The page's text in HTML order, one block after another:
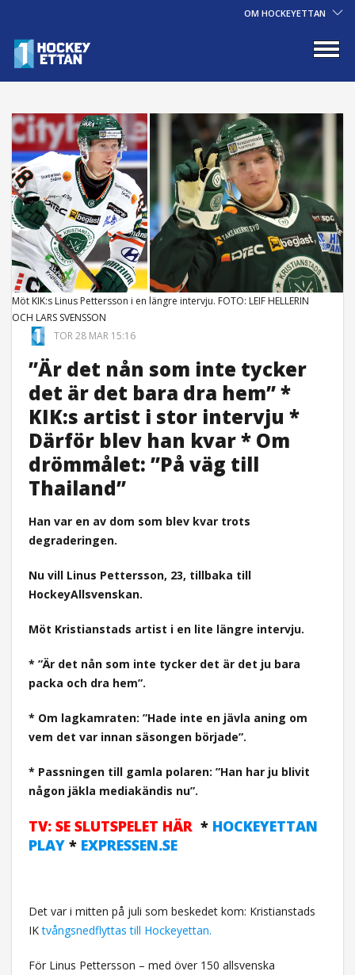
OM HOCKEYETTAN
Möt KIK:s Linus Pettersson i en längre intervju. FOTO: LEIF HELLERIN
OCH LARS SVENSSON
TOR 28 MAR 15:16
”Är det nån som inte tycker
det är det bara dra hem” *
KIK:s artist i stor intervju *
Därför blev han kvar * Om
drömmålet: ”På väg till
Thailand”
Han var en av dom som blev kvar trots
degraderingen.
Nu vill Linus Pettersson, 23, tillbaka till
HockeyAllsvenskan.
Möt Kristianstads artist i en lite längre intervju.
* ”Är det nån som inte tycker det är det ju bara
packa och dra hem”.
* Om lagkamraten: ”Hade inte en jävla aning om
vem det var innan säsongen började”.
* Passningen till gamla polaren: ”Han har ju blivit
någon jäkla mediakändis nu”.
TV: SE SLUTSPELET HÄR * HOCKEYETTAN
PLAY* EXPRESSEN.SE
Det var i mitten på juli som beskedet kom: Kristianstads
IKtvångsnedflyttas till Hockeyettan.
För Linus Pettersson – med över 150 allsvenska